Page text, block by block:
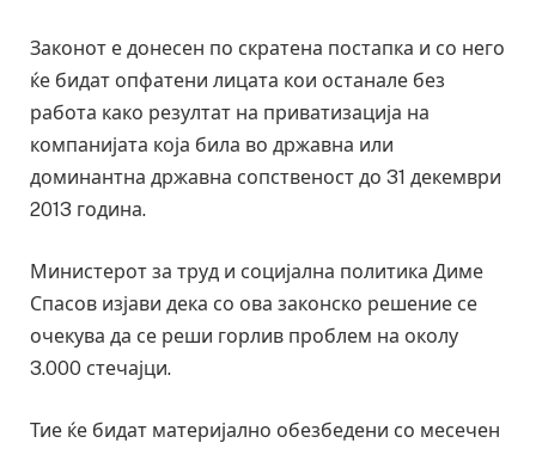
Законот е донесен по скратена постапка и со него
ќе бидат опфатени лицата кои останале без
работа како резултат на приватизација на
компанијата која била во државна или
доминантна државна сопственост до 31 декември
2013 година.
Министерот за труд и социјална политика Диме
Спасов изјави дека со ова законско решение се
очекува да се реши горлив проблем на околу
3.000 стечајци.
Тие ќе бидат материјално обезбедени со месечен